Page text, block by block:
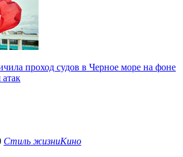
проход судов в Черное море на фоне
Стиль жизниКино